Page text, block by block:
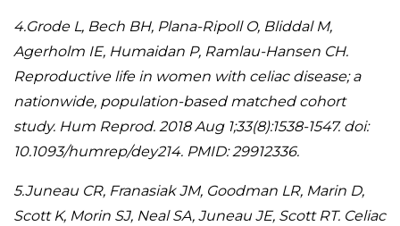
4.Grode L, Bech BH, Plana-Ripoll O, Bliddal M,
Agerholm IE, Humaidan P, Ramlau-Hansen CH.
Reproductive life in women with celiac disease; a
nationwide, population-based matched cohort
study. Hum Reprod. 2018 Aug 1;33(8):1538-1547. doi:
10.1093/humrep/dey214. PMID: 29912336.
5.Juneau CR, Franasiak JM, Goodman LR, Marin D,
Scott K, Morin SJ, Neal SA, Juneau JE, Scott RT. Celiac